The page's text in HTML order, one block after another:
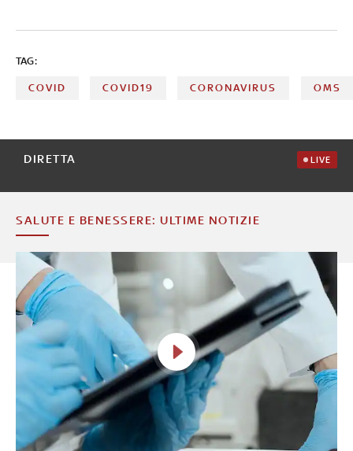
TAG:
COVID COVID19 CORONAVIRUS OMS
DIRETTA LIVE
SALUTE E BENESSERE: ULTIME NOTIZIE